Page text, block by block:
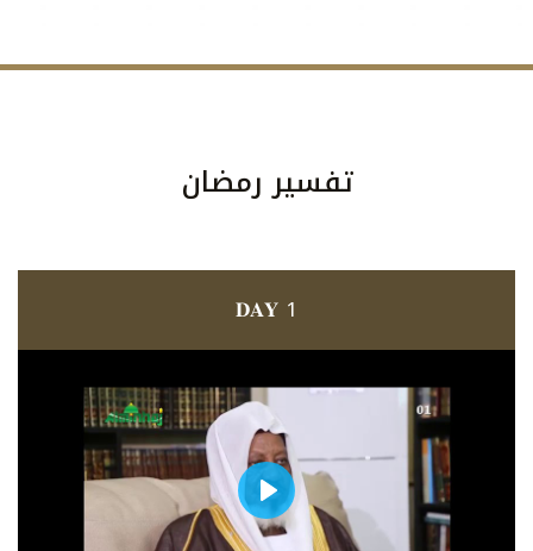
تفسير رمضان
𝐃𝐀𝐘 1
Play